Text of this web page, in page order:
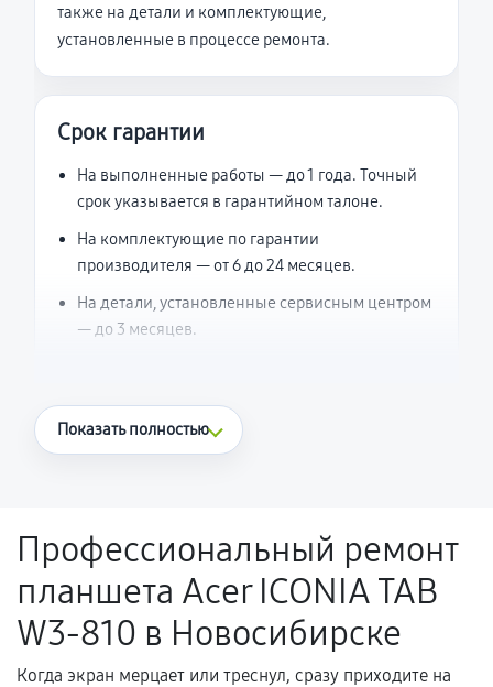
также на детали и комплектующие,
установленные в процессе ремонта.
Срок гарантии
На выполненные работы — до 1 года. Точный
срок указывается в гарантийном талоне.
На комплектующие по гарантии
производителя — от 6 до 24 месяцев.
На детали, установленные сервисным центром
— до 3 месяцев.
Что считается гарантийным случаем
Поломка установленной детали при
нормальной эксплуатации в течение
гарантийного срока.
Несоответствие комплектующей заявленным
техническим характеристикам.
Показать полностью
Профессиональный ремонт
планшета Acer ICONIA TAB
W3-810 в Новосибирске
Когда экран мерцает или треснул, сразу приходите на